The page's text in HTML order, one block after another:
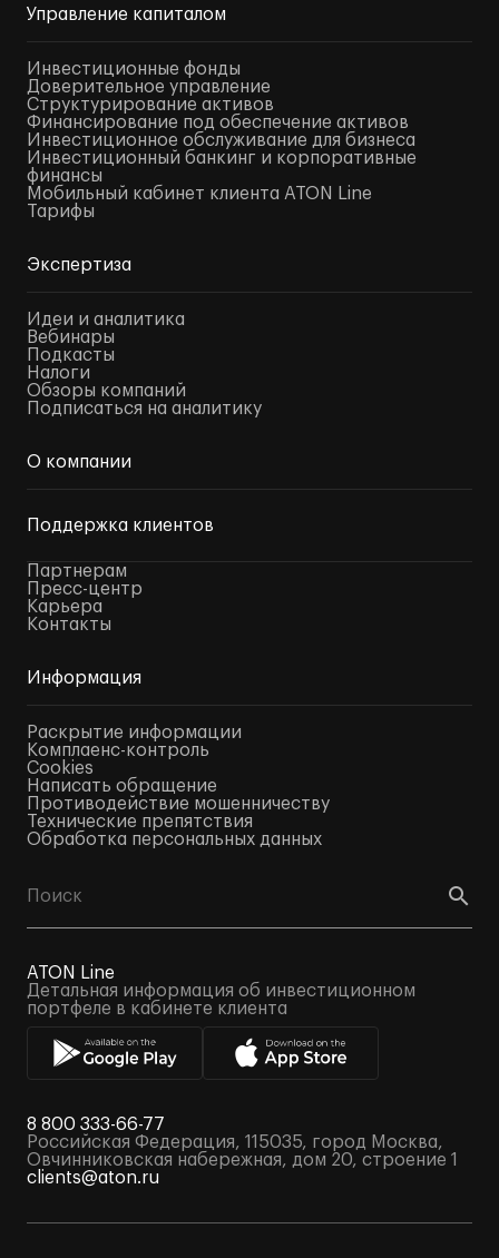
Управление капиталом
Инвестиционные фонды
Доверительное управление
Структурирование активов
Финансирование под обеспечение активов
Инвестиционное обслуживание для бизнеса
Инвестиционный банкинг и корпоративные
финансы
Мобильный кабинет клиента ATON Line
Тарифы
Экспертиза
Идеи и аналитика
Вебинары
Подкасты
Налоги
Обзоры компаний
Подписаться на аналитику
О компании
Поддержка клиентов
Партнерам
Пресс-центр
Карьера
Контакты
Информация
Раскрытие информации
Комплаенс-контроль
Cookies
Написать обращение
Противодействие мошенничеству
Технические препятствия
Обработка персональных данных
ATON Line
Детальная информация об инвестиционном
портфеле в кабинете клиента
8 800 333-66-77
Российская Федерация, 115035, город Москва,
Овчинниковская набережная, дом 20, строение 1
clients@aton.ru